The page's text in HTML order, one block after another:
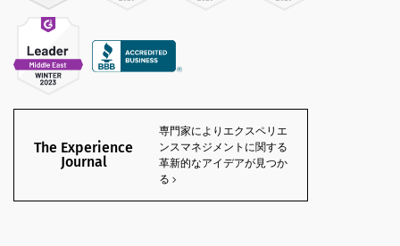
The Experience
Journal
専門家によりエクスペリエ
ンスマネジメントに関する
革新的なアイデアが見つか
る